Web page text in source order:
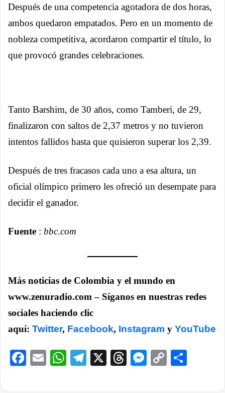
Después de una competencia agotadora de dos horas,
ambos quedaron empatados. Pero en un momento de
nobleza competitiva, acordaron compartir el título, lo
que provocó grandes celebraciones.
Tanto Barshim, de 30 años, como Tamberi, de 29,
finalizaron con saltos de 2,37 metros y no tuvieron
intentos fallidos hasta que quisieron superar los 2,39.
Después de tres fracasos cada uno a esa altura, un
oficial olímpico primero les ofreció un desempate para
decidir el ganador.
Fuente : bbc.com
Más noticias de Colombia y el mundo en
www.zenuradio.com – Síganos en nuestras redes
sociales haciendo clic
aquí: Twitter, Facebook, Instagram y YouTube
Facebook
EmailWhatsApp
Telegram
X ThreadsCopy